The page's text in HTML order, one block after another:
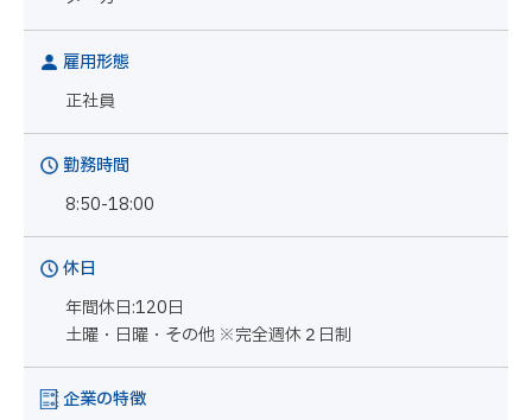
雇用形態
正社員
勤務時間
8:50-18:00
休日
年間休日:120日
土曜・日曜・その他 ※完全週休２日制
企業の特徴